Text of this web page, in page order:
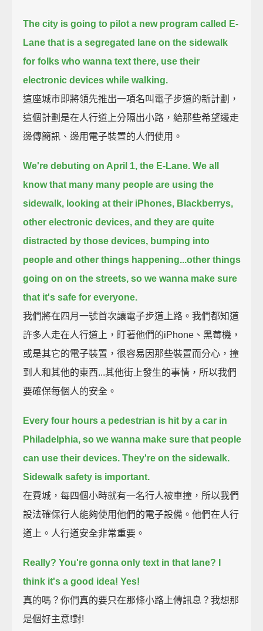
The city is going to pilot a new program called E-
Lane that is a segregated lane on the sidewalk
for folks who wanna text there, use their
electronic devices while walking.
這座城市即將領先推出一項名叫電子步道的新計劃，
這個計劃是在人行道上分隔出小路，給那些希望邊走
邊傳簡訊、邊用電子裝置的人們使用。
We're debuting on April 1, the E-Lane. We all
know that many many people are using the
sidewalk, looking at their iPhones, Blackberrys,
other electronic devices, and they are quite
distracted by those devices, bumping into
people and other things happening...other things
going on on the streets, so we wanna make sure
that it's safe for everyone.
我們將在四月一號首次讓電子步道上路。我們都知道
許多人走在人行道上，盯著他們的iPhone、黑莓機，
或是其它的電子裝置，很容易因那些裝置而分心，撞
到人和其他的東西...其他街上發生的事情，所以我們
要確保每個人的安全。
Every four hours a pedestrian is hit by a car in
Philadelphia, so we wanna make sure that people
can use their devices. They're on the sidewalk.
Sidewalk safety is important.
在費城，每四個小時就有一名行人被車撞，所以我們
設法確保行人能夠使用他們的電子設備。他們在人行
道上。人行道安全非常重要。
Really? You're gonna only text in that lane? I
think it's a good idea! Yes!
真的嗎？你們真的要只在那條小路上傳訊息？我想那
是個好主意!對!